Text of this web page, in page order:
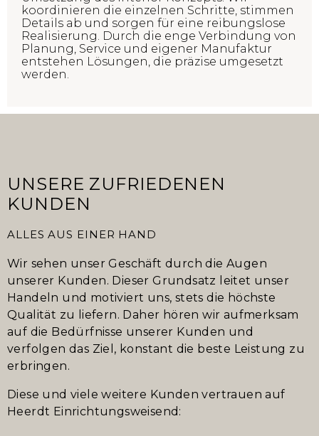
koordinieren die einzelnen Schritte, stimmen
Details ab und sorgen für eine reibungslose
Realisierung. Durch die enge Verbindung von
Planung, Service und eigener Manufaktur
entstehen Lösungen, die präzise umgesetzt
werden.
UNSERE ZUFRIEDENEN
KUNDEN
ALLES AUS EINER HAND
Wir sehen unser Geschäft durch die Augen
unserer Kunden. Dieser Grundsatz leitet unser
Handeln und motiviert uns, stets die höchste
Qualität zu liefern. Daher hören wir aufmerksam
auf die Bedürfnisse unserer Kunden und
verfolgen das Ziel, konstant die beste Leistung zu
erbringen.
Diese und viele weitere Kunden vertrauen auf
Heerdt Einrichtungsweisend: